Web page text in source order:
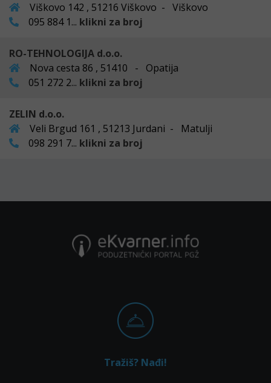
Viškovo 142 , 51216 Viškovo - Viškovo
095 884 1... klikni za broj
RO-TEHNOLOGIJA d.o.o.
Nova cesta 86 , 51410 - Opatija
051 272 2... klikni za broj
ZELIN d.o.o.
Veli Brgud 161 , 51213 Jurdani - Matulji
098 291 7... klikni za broj
Tražiš? Nađi!